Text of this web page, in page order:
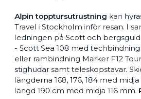
Alpin topptursutrustning kan
Travel i Stockholm inför resan. I
ledningen på Scott och
- Scott Sea 108 med
eller rambindning Marker F12
stighudar samt teleskopstavar.
längderna 168, 176, 184 med
längd 190 cm med midja 116 mm.